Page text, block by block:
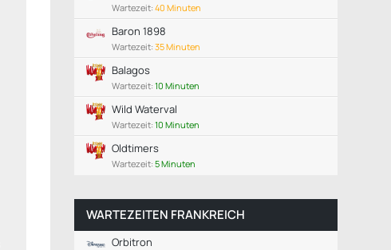
Wartezeit: 40 Minuten
Baron 1898
Wartezeit: 35 Minuten
Balagos
Wartezeit: 10 Minuten
Wild Waterval
Wartezeit: 10 Minuten
Oldtimers
Wartezeit: 5 Minuten
WARTEZEITEN FRANKREICH
Orbitron